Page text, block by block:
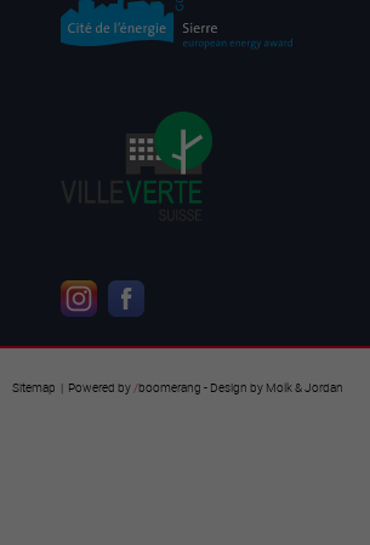
Sitemap | Powered by/boomerang - Design by Molk & Jordan